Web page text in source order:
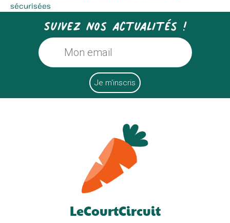
sécurisées
Suivez nos actualités !
LeCourtCircuit